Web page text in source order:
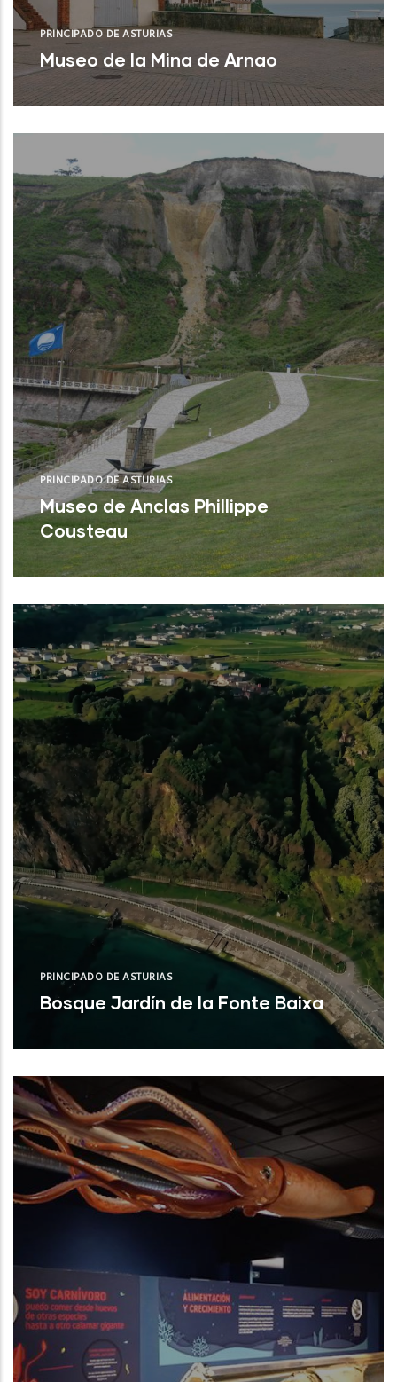
PRINCIPADO DE ASTURIAS
Museo de la Mina de Arnao
Castrillón (Asturias)
PRINCIPADO DE ASTURIAS
Museo de Anclas Phillippe
Cousteau
Castrillón (Asturias)
PRINCIPADO DE ASTURIAS
Bosque Jardín de la Fonte Baixa
Valdés (Asturias)